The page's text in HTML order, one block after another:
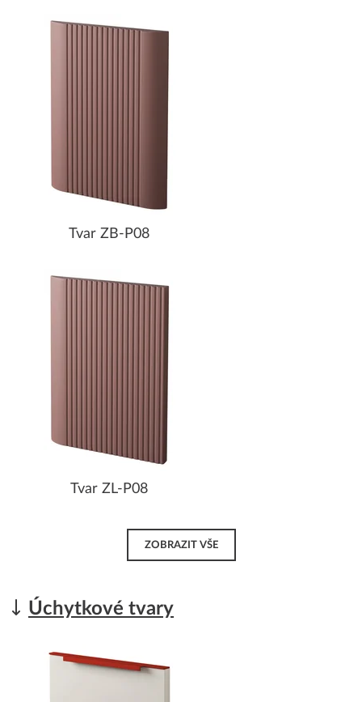
Tvar ZB-P08
Tvar ZL-P08
ZOBRAZIT VŠE
Úchytkové tvary